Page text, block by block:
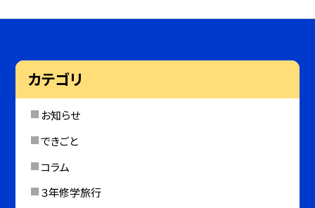
カテゴリ
お知らせ
できごと
コラム
３年修学旅行